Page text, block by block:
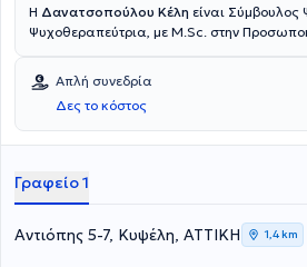
H Δανατσοπούλου Κέλη είναι Σύμβουλος
Ψυχοθεραπεύτρια, με M.Sc. στην
Ψυχοθεραπείας (ΕΑP). Εργάζεται
και η προσωπική της φιλοσοφία βασίζεται
στη μοναδικότητα του κάθε ανθρώπου
ανάπτυξης, θεραπείας και βελτίωσης της
Απλή συνεδρία
Δες το κόστος
Γραφείο 1
Αντιόπης 5-7, Κυψέλη, ΑΤΤΙΚΗ 1,4 km